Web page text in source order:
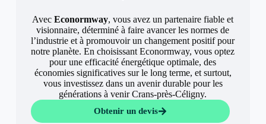
AvecEconormway, vous avez un partenaire fiable et
visionnaire, déterminé à faire avancer les normes de
l’industrie et à promouvoir un changement positif pour
notre planète. En choisissant Econormway, vous optez
pour une efficacité énergétique optimale, des
économies significatives sur le long terme, et surtout,
vous investissez dans un avenir durable pour les
générations à venir Crans-près-Céligny.
Obtenir un devis